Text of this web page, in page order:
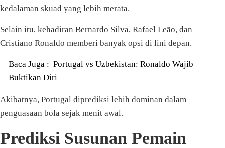
kedalaman skuad yang lebih merata.
Selain itu, kehadiran Bernardo Silva, Rafael Leão, dan
Cristiano Ronaldo memberi banyak opsi di lini depan.
Baca Juga : Portugal vs Uzbekistan: Ronaldo Wajib
Buktikan Diri
Akibatnya, Portugal diprediksi lebih dominan dalam
penguasaan bola sejak menit awal.
Prediksi Susunan Pemain